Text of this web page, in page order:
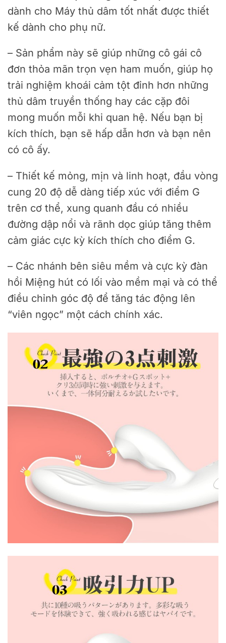
dành cho Máy thủ dâm tốt nhất được thiết
kế dành cho phụ nữ.
– Sản phẩm này sẽ giúp những cô gái cô
đơn thỏa mãn trọn vẹn ham muốn, giúp họ
trải nghiệm khoái cảm tột đỉnh hơn những
thủ dâm truyền thống hay các cặp đôi
mong muốn mỗi khi quan hệ. Nếu bạn bị
kích thích, bạn sẽ hấp dẫn hơn và bạn nên
có cô ấy.
– Thiết kế mỏng, mịn và linh hoạt, đầu vòng
cung 20 độ dễ dàng tiếp xúc với điểm G
trên cơ thể, xung quanh đầu có nhiều
đường dập nổi và rãnh dọc giúp tăng thêm
cảm giác cực kỳ kích thích cho điểm G.
– Các nhánh bên siêu mềm và cực kỳ đàn
hồi Miệng hút có lối vào mềm mại và có thể
điều chỉnh góc độ để tăng tác động lên
“viên ngọc” một cách chính xác.